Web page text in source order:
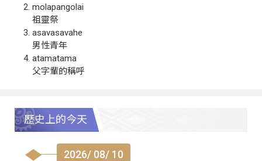
molapangolai
祖靈祭
asavasavahe
男性青年
atamatama
父字輩的稱呼
歷史上的今天
2026/ 08/ 10